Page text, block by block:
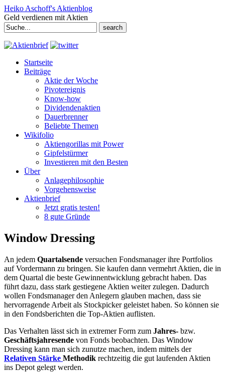
Heiko Aschoff's Aktienblog
Geld verdienen mit Aktien
Search
for:
Startseite
Beiträge
Aktie der Woche
Pivotereignis
Know-how
Dividendenaktien
Dauerbrenner
Beliebte Themen
Wikifolio
Aktiengorillas mit Power
Gipfelstürmer
Investieren mit den Besten
Über
Anlagephilosophie
Vorgehensweise
Aktienbrief
Jetzt gratis testen!
8 gute Gründe
Window Dressing
An jedem Quartalsende versuchen Fondsmanager ihre Portfolios
auf Vordermann zu bringen. Sie kaufen dann vermehrt Aktien, die in
dem Quartal die beste Gewinnentwicklung gebracht haben. Das
führt dazu, dass stark gestiegene Aktien weiter zulegen. Dadurch
wollen Fondsmanager den Anlegern glauben machen, dass sie
hervorragende Arbeit als Stockpicker geleistet haben. So können sie
in den Fondsberichten die Top-Aktien auflisten.
Das Verhalten lässt sich in extremer Form zum Jahres- bzw.
Geschäftsjahresende von Fonds beobachten. Das Window
Dressing kann man sich zunutze machen, indem mittels der
Relativen Stärke Methodik rechtzeitig die gut laufenden Aktien
ins Depot gelegt werden.